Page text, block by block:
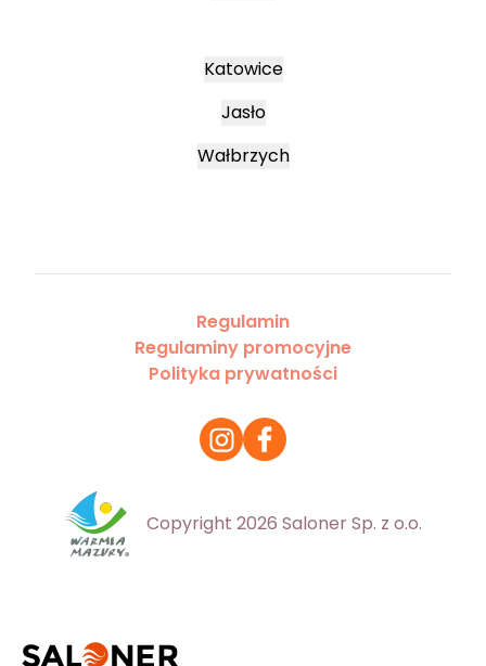
Katowice
Jasło
Wałbrzych
Regulamin
Regulaminy promocyjne
Polityka prywatności
Copyright 2026 Saloner Sp. z o.o.